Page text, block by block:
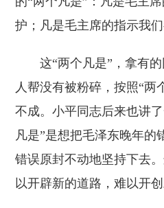
护；凡是毛主席的指示我
这“两个凡是”，拿有的
人帮没有被粉碎，按照“两
不成。小平同志后来也讲
凡是”是想把毛泽东晚年的
错误原封不动地坚持下去
以开辟新的道路，难以开